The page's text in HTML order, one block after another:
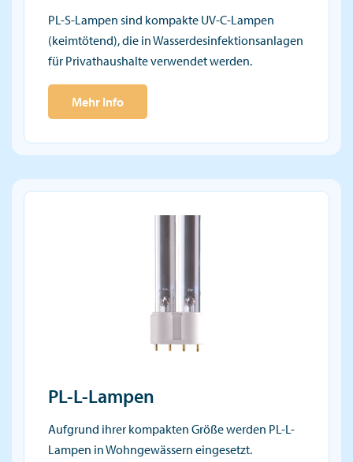
PL-S-Lampen sind kompakte UV-C-Lampen
(keimtötend), die in Wasserdesinfektionsanlagen
für Privathaushalte verwendet werden.
Mehr Info
PL-L-Lampen
Aufgrund ihrer kompakten Größe werden PL-L-
Lampen in Wohngewässern eingesetzt.